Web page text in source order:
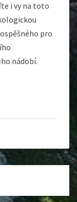
i vy na toto
pro
nádobí.